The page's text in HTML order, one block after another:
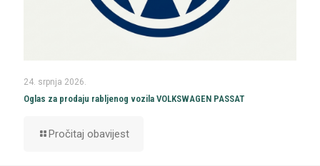
24. srpnja 2026.
Oglas za prodaju rabljenog vozila VOLKSWAGEN PASSAT
Pročitaj obavijest